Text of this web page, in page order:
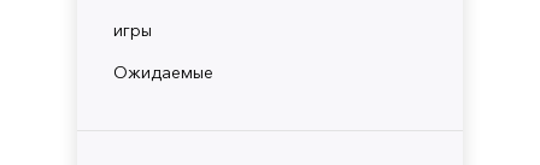
игры
Ожидаемые